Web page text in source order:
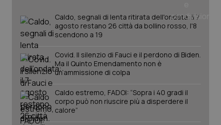
Caldo, segnali di lenta ritirata dell'ondata: il 7
agosto restano 26 città da bollino rosso, l'8
scendono a 19
Covid. Il silenzio di Fauci e il perdono di Biden.
Ma il Quinto Emendamento non è
un’ammissione di colpa
Caldo estremo, FADOI: “Sopra i 40 gradi il
corpo può non riuscire più a disperdere il
calore”
tracking-enable
tracking-sites-ironfish-
session-id
www.quotidianosanita.it